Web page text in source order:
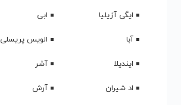
ایگی آزیلیا
ابی
آبا
الویس پریسلی
ایندیلا
آشر
اد شیران
آرش